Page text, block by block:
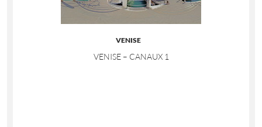
VENISE
VENISE – CANAUX 1